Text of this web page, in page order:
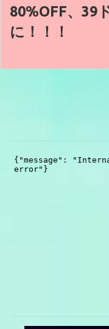
80%OFF、39
に！！！